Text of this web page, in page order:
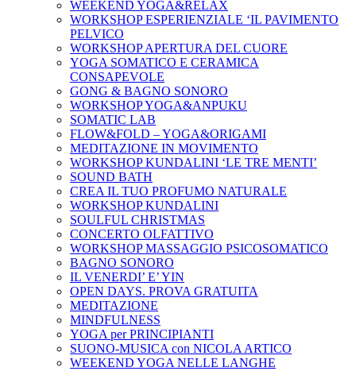
WEEKEND YOGA&RELAX
WORKSHOP ESPERIENZIALE ‘IL PAVIMENTO
PELVICO
WORKSHOP APERTURA DEL CUORE
YOGA SOMATICO E CERAMICA
CONSAPEVOLE
GONG & BAGNO SONORO
WORKSHOP YOGA&ANPUKU
SOMATIC LAB
FLOW&FOLD – YOGA&ORIGAMI
MEDITAZIONE IN MOVIMENTO
WORKSHOP KUNDALINI ‘LE TRE MENTI’
SOUND BATH
CREA IL TUO PROFUMO NATURALE
WORKSHOP KUNDALINI
SOULFUL CHRISTMAS
CONCERTO OLFATTIVO
WORKSHOP MASSAGGIO PSICOSOMATICO
BAGNO SONORO
IL VENERDI’ E’ YIN
OPEN DAYS. PROVA GRATUITA
MEDITAZIONE
MINDFULNESS
YOGA per PRINCIPIANTI
SUONO-MUSICA con NICOLA ARTICO
WEEKEND YOGA NELLE LANGHE